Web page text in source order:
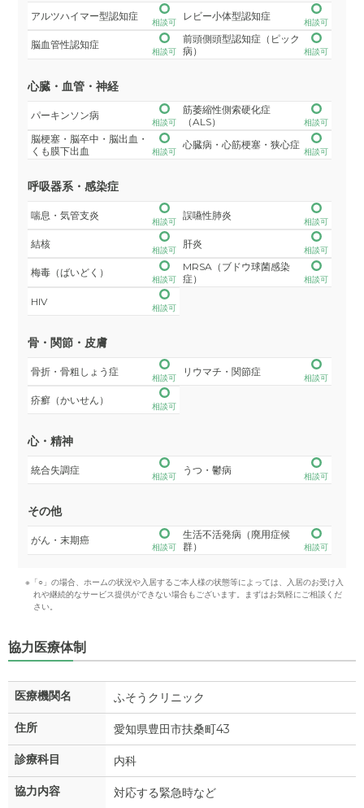
アルツハイマー型認知症
相談可
レビー小体型認知症
相談可
脳血管性認知症
相談可
前頭側頭型認知症（ピック
病）
相談可
心臓・血管・神経
パーキンソン病
相談可
筋萎縮性側索硬化症
（ALS）
相談可
脳梗塞・脳卒中・脳出血・
くも膜下出血
相談可
心臓病・心筋梗塞・狭心症
相談可
呼吸器系・感染症
喘息・気管支炎
相談可
誤嚥性肺炎
相談可
結核
相談可
肝炎
相談可
梅毒（ばいどく）
相談可
MRSA（ブドウ球菌感染
症）
相談可
HIV
相談可
骨・関節・皮膚
骨折・骨粗しょう症
相談可
リウマチ・関節症
相談可
疥癬（かいせん）
相談可
心・精神
統合失調症
相談可
うつ・鬱病
相談可
その他
がん・末期癌
相談可
生活不活発病（廃用症候
群）
相談可
※「○」の場合、ホームの状況や入居するご本人様の状態等によっては、入居のお受け入
れや継続的なサービス提供ができない場合もございます。まずはお気軽にご相談くだ
さい。
協力医療体制
医療機関名 ふそうクリニック
住所 愛知県豊田市扶桑町43
診療科目 内科
協力内容 対応する緊急時など